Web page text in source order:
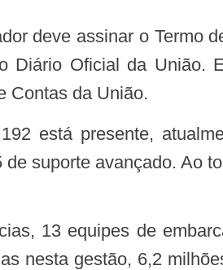
Diário Oficial da União.
Contas da União.
está presente,
suporte avançado. Ao
nesta gestão, 6,2